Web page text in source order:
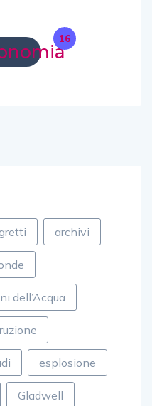
16
archivi
dell’Acqua
esplosione
Gladwell